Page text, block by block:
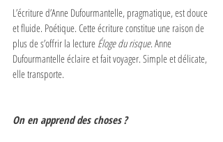
L’écriture d’Anne Dufourmantelle, pragmatique, est douce
et fluide. Poétique. Cette écriture constitue une raison de
plus de s’offrir la lecture Éloge du risque. Anne
Dufourmantelle éclaire et fait voyager. Simple et délicate,
elle transporte.
On en apprend des choses ?